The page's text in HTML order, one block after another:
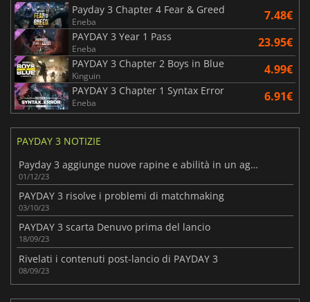
Payday 3 Chapter 4 Fear & Greed
Eneba 7.48€
PAYDAY 3 Year 1 Pass
Eneba 23.95€
PAYDAY 3 Chapter 2 Boys in Blue
Kinguin 4.99€
PAYDAY 3 Chapter 1 Syntax Error
Eneba 6.91€
PAYDAY 3 NOTIZIE
Payday 3 aggiunge nuove rapine e abilità in un aggiornamento gratuito
01/12/23
PAYDAY 3 risolve i problemi di matchmaking
03/10/23
PAYDAY 3 scarta Denuvo prima del lancio
18/09/23
Rivelati i contenuti post-lancio di PAYDAY 3
08/09/23